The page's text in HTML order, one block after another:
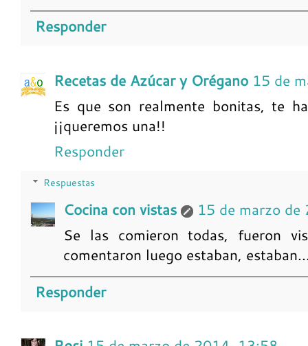
Responder
Recetas de Azúcar y Orégano 15 de
Es que son realmente bonitas, te
¡¡queremos una!!
Responder
Respuestas
Cocina con vistas
15 de marzo
Se las comieron todas, fueron
comentaron luego estaban,
Responder